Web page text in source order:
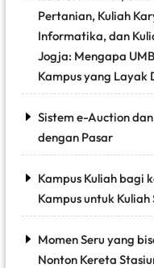
Pertanian, Kuliah
Informatika, dan
Jogja: Mengapa
Kampus yang
Sistem e-Auction
dengan Pasar
Kampus Kuliah bagi
Kampus untuk
Momen Seru yang
Nonton Kereta